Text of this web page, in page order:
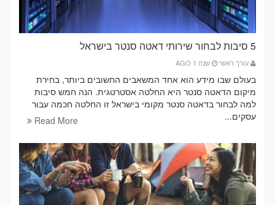
5 סיבות לבחור שירותי דאטה סנטר בישראל
עורך ראשי שנה 1 AGO
בעולם שבו מידע הוא אחד המשאבים החשובים ביותר, בחירת
מיקום הדאטה סנטר היא החלטה אסטרטגית. הנה חמש סיבות
למה לבחור בדאטה סנטר מקומי בישראל זו החלטה חכמה עבור
עסקים...
Read More